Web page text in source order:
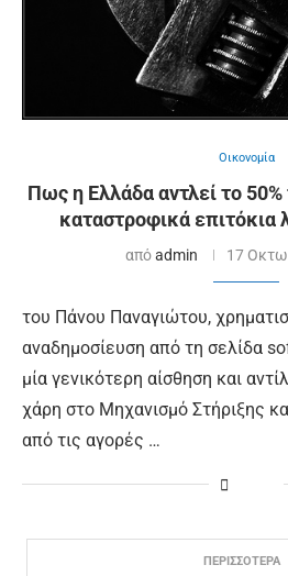
Οικονομία
Πως η Ελλάδα αντλεί το
καταστροφικά
απόadmin 17
του Πάνου Παναγιώτου,
αναδημοσίευση από τη σελίδα
μία γενικότερη αίσθηση και
χάρη στο Μηχανισμό Στήριξης
από τις αγορές …
ΠΕΡΙΣΣΟΤΕΡΑ